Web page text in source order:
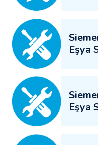
Eşya
Eşya